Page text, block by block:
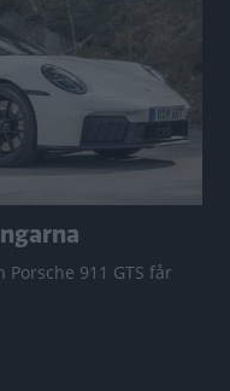
911 GTS får